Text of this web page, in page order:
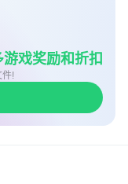
戏奖励和折扣
!